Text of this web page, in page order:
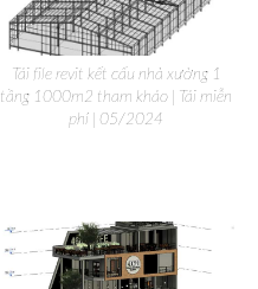
Tải file revit kết cấu nhà xưởng 1
tầng 1000m2 tham khảo | Tải miễn
phí | 05/2024